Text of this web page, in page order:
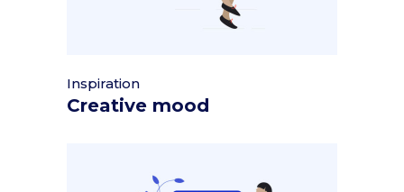
Inspiration
Creative mood